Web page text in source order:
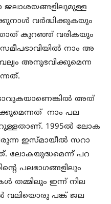
ജലാശയങ്ങളിലുമുള്ള
വര്‍ദ്ധിക്കുകയും
തോത് കുറഞ്ഞ് വരികയും
നാം അ
അനുഭവിക്കുമെന്ന
അത്
നാം പല
1995ല്‍ ലോക
ഇസ്മായീല്‍ സറാ
ലോകയുദ്ധമെന്ന് പറ
പലഭാഗങ്ങളിലും
തമ്മിലും ഇന്ന് നില
വലിയൊരു പങ്ക് ജല